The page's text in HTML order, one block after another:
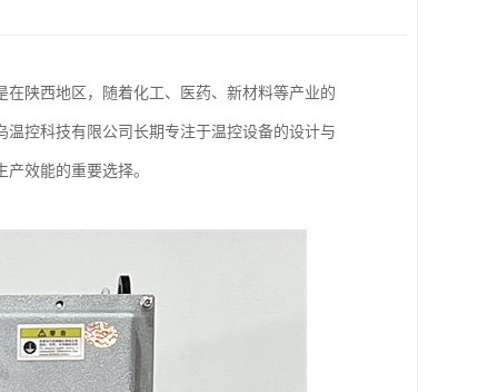
陕西地区，随着化工、医药、新材料等产业的
控科技有限公司长期专注于温控设备的设计与
效能的重要选择。